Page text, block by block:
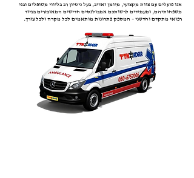
אנו פועלים עם צוות מקצועי, מיומן ואדיב, בעל ניסיון רב בליווי מטופלים ובני
משפחותיהם, ומעמידים לרשותכם אמבולנסים חדישים המאובזרים בציוד
רפואי מתקדם וחדשני – המספק פתרונות מותאמים לכל מקרה ולכל צורך.